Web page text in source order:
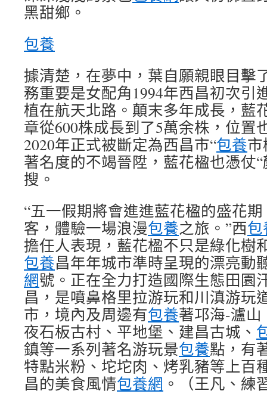
黑甜鄉。
包養
據清楚，在夢中，葉自願親眼目擊
務重要是女配角1994年西昌初次引
植在航天北路。顛末多年成長，藍
章從600株成長到了5萬余株，位置
2020年正式被斷定為西昌市“包養市
著名度的不竭晉陞，藍花楹也憑仗
搜。
“五一假期將會進進藍花楹的盛花
客，體驗一場浪漫包養之旅。”西包
擔任人表現，藍花楹不只是綠化樹
包養昌年年城市準時呈現的漂亮動
網號。正在全力打造國際生態田園
昌，是噴鼻格里拉游玩和川滇游玩
市，境內及周邊有包養著邛海-瀘
夜石板古村、平地堡、建昌古城、
鎮等一系列著名游玩景包養點，有
特點米粉、坨坨肉、烤乳豬等上百
昌的美食風情包養網 。（王凡、練